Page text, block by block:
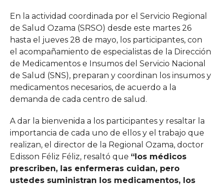
En la actividad coordinada por el Servicio Regional
de Salud Ozama (SRSO) desde este martes 26
hasta el jueves 28 de mayo, los participantes, con
el acompañamiento de especialistas de la Dirección
de Medicamentos e Insumos del Servicio Nacional
de Salud (SNS), preparan y coordinan los insumos y
medicamentos necesarios, de acuerdo a la
demanda de cada centro de salud.
A dar la bienvenida a los participantes y resaltar la
importancia de cada uno de ellos y el trabajo que
realizan, el director de la Regional Ozama, doctor
Edisson Féliz Féliz, resaltó que “los médicos
prescriben, las enfermeras cuidan, pero
ustedes suministran los medicamentos, los